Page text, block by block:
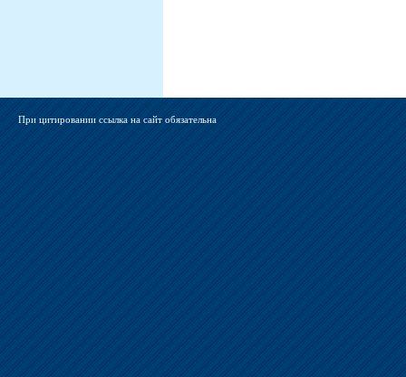
При цитировании ссылка на сайт обязательна